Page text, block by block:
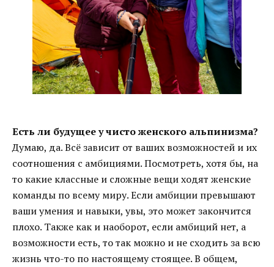
Есть ли будущее у чисто женского альпинизма?
Думаю, да. Всё зависит от ваших возможностей и их
соотношения с амбициями. Посмотреть, хотя бы, на
то какие классные и сложные вещи ходят женские
команды по всему миру. Если амбиции превышают
ваши умения и навыки, увы, это может закончится
плохо. Также как и наоборот, если амбиций нет, а
возможности есть, то так можно и не сходить за всю
жизнь что-то по настоящему стоящее. В общем,